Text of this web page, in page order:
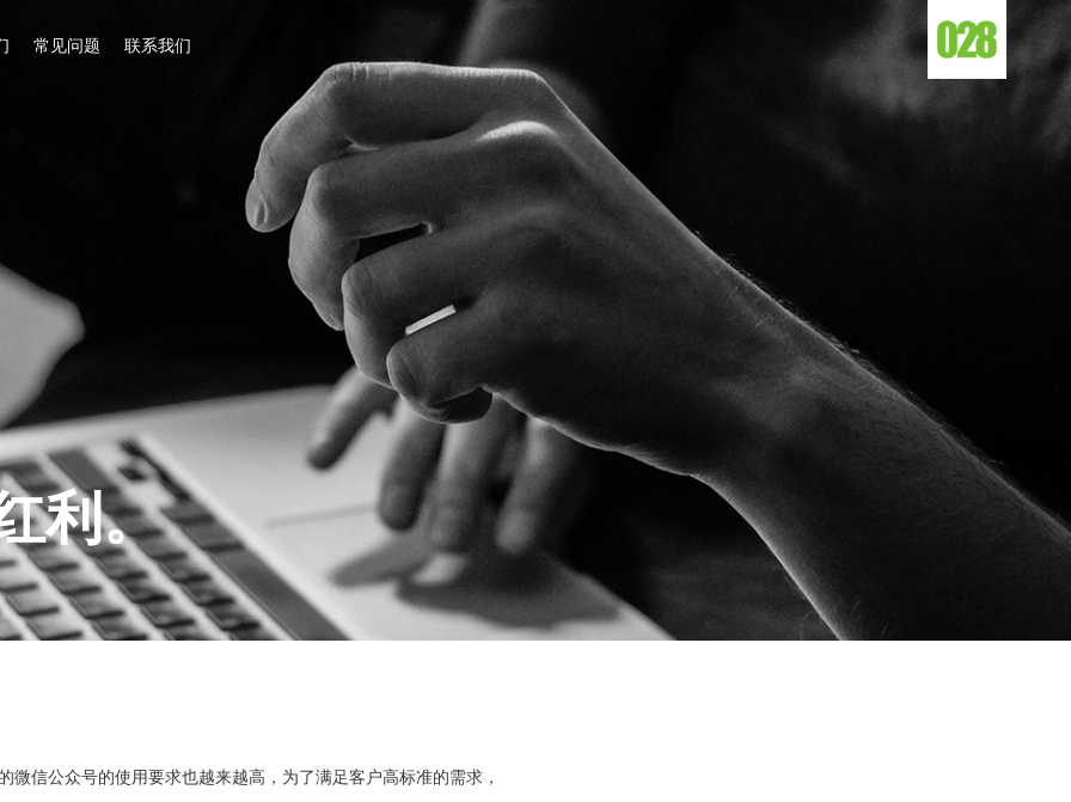
常见问题 联系我们
利。
信公众号的使用要求也越来越高，为了满足客户高标准的需求，